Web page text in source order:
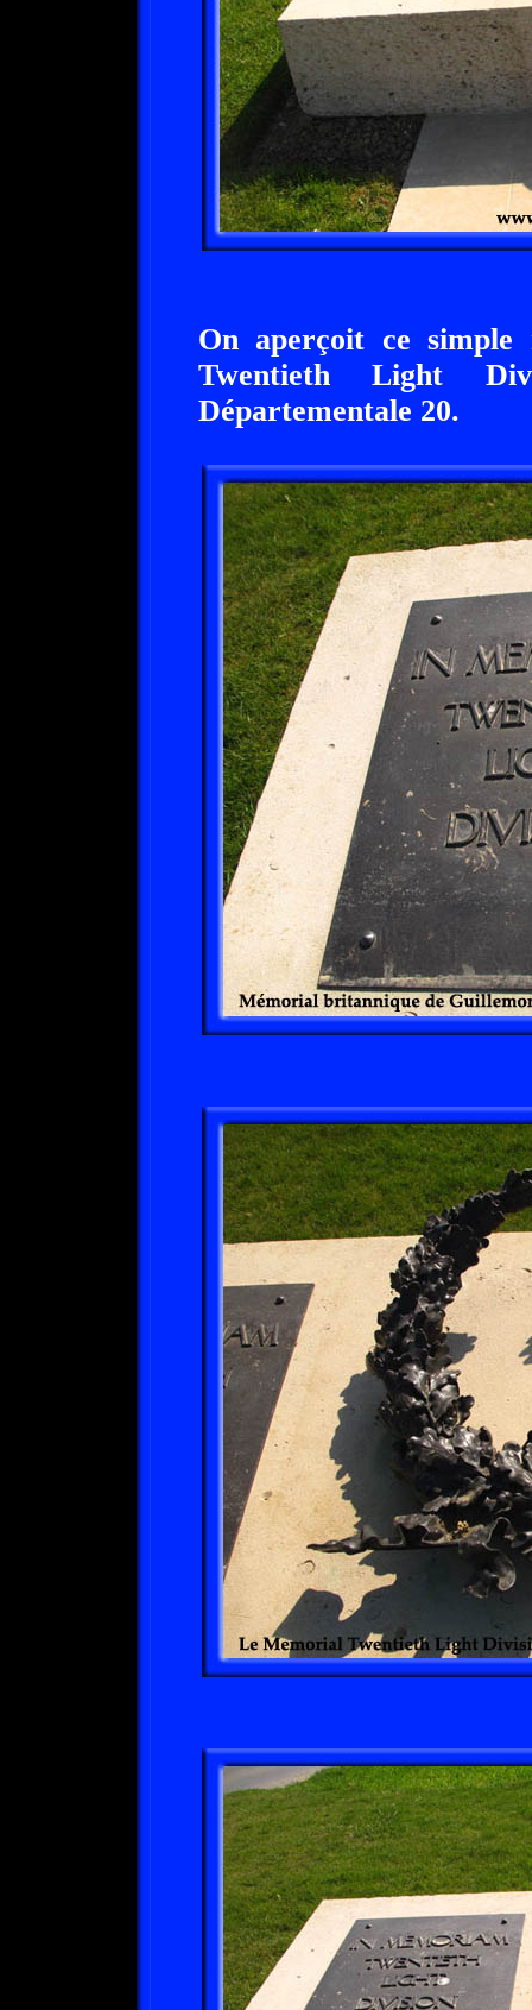
On aperçoit ce simple
Twentieth Light
Départementale 20.